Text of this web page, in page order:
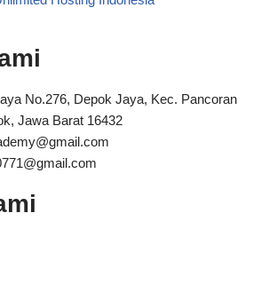
No.276, Depok Jaya, Kec. Pancoran
Jawa Barat 16432